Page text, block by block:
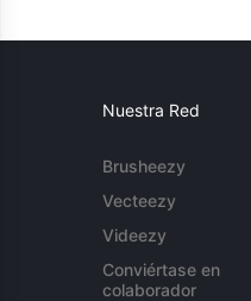
Nuestra Red
Brusheezy
Vecteezy
Videezy
Conviértase en
colaborador